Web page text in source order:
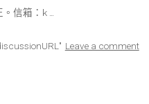
信箱：k …
Leave a comment